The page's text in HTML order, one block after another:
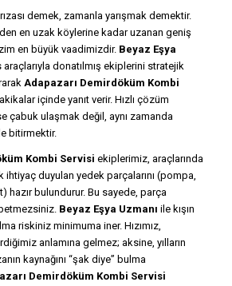
demek, zamanla yarışmak demektir.
en uzak köylerine kadar uzanan geniş
en büyük vaadimizdir. Beyaz Eşya
donatılmış ekiplerini stratejik
Adapazarı Demirdöküm Kombi
içinde yanıt verir. Hızlı çözüm
çabuk ulaşmak değil, aynı zamanda
bitirmektir.
Kombi Servisi ekiplerimiz, araçlarında
ihtiyaç duyulan yedek parçalarını (pompa,
hazır bulundurur. Bu sayede, parça
Beyaz Eşya Uzmanı ile kışın
riskiniz minimuma iner. Hızımız,
anlamına gelmez; aksine, yılların
kaynağını “şak diye” bulma
Demirdöküm Kombi Servisi